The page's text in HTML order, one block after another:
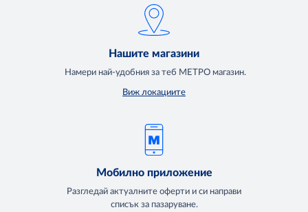
Нашите магазини
Намери най-удобния за теб МЕТРО магазин.
Виж локациите
Мобилно приложение
Разгледай актуалните оферти и си направи
списък за пазаруване.